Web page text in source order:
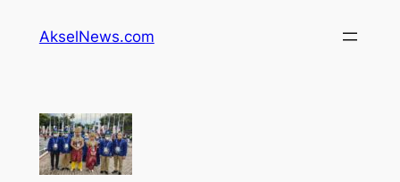
AkselNews.com